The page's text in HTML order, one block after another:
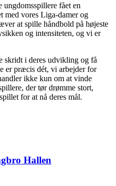
ungdomsspillere fået en
med vores Liga-damer og
at spille håndbold på højeste
og intensiteten, og vi er
skridt i deres udvikling og få
er præcis dét, vi arbejder for
ikke kun om at vinde
der tør drømme stort,
for at nå deres mål.
Hallen